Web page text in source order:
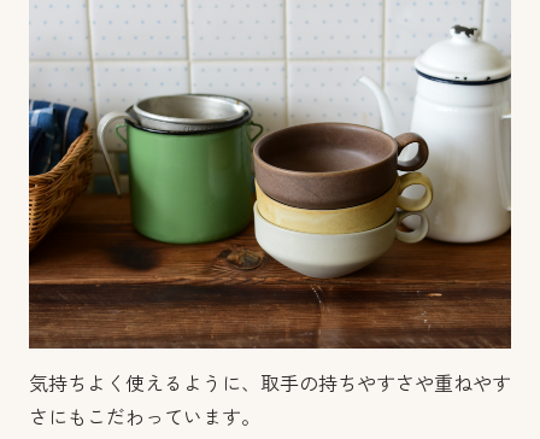
気持ちよく使えるように、取手の持ちやすさや重ねやす
さにもこだわっています。